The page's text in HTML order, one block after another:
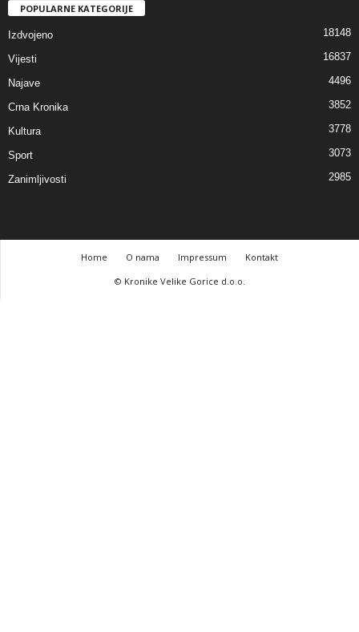
POPULARNE KATEGORIJE
Izdvojeno 18148
Vijesti 16837
Najave 4496
Crna Kronika 3852
Kultura 3778
Sport 3073
Zanimljivosti 2985
Home O nama Impressum
Kontakt
© Kronike Velike Gorice d.o.o.